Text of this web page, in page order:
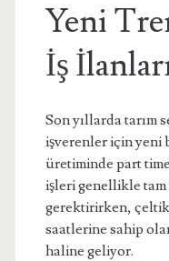
Yeni
İş
Son yıllarda tarım
işverenler için
üretiminde part
işleri genellikle tam
gerektirirken, çeltik
saatlerine sahip
haline geliyor.